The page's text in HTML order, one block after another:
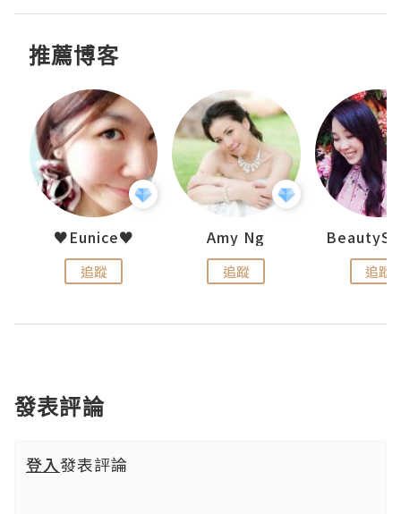
推薦博客
♥Eunice♥
追蹤
Amy Ng
追蹤 追蹤
發表評論
登入發表評論